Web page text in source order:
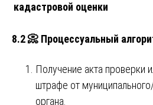
кадастровой оценки
8.2 📀 Процессуальный
Получение акта проверки
штрафе от
органа.